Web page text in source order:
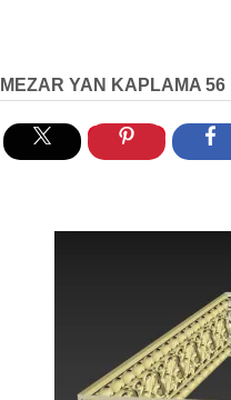
MEZAR YAN KAPLAMA 56